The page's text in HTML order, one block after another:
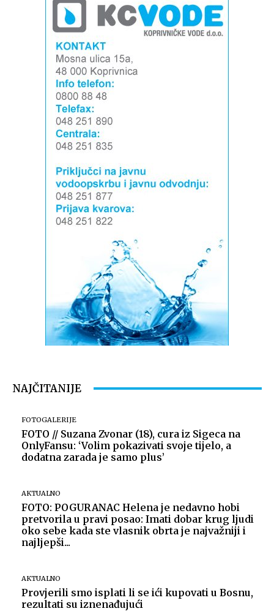
NAJČITANIJE
FOTOGALERIJE
FOTO // Suzana Zvonar (18), cura iz Sigeca na
OnlyFansu: ‘Volim pokazivati svoje tijelo, a
dodatna zarada je samo plus’
AKTUALNO
FOTO: POGURANAC Helena je nedavno hobi
pretvorila u pravi posao: Imati dobar krug ljudi
oko sebe kada ste vlasnik obrta je najvažniji i
najljepši...
AKTUALNO
Provjerili smo isplati li se ići kupovati u Bosnu,
rezultati su iznenađujući